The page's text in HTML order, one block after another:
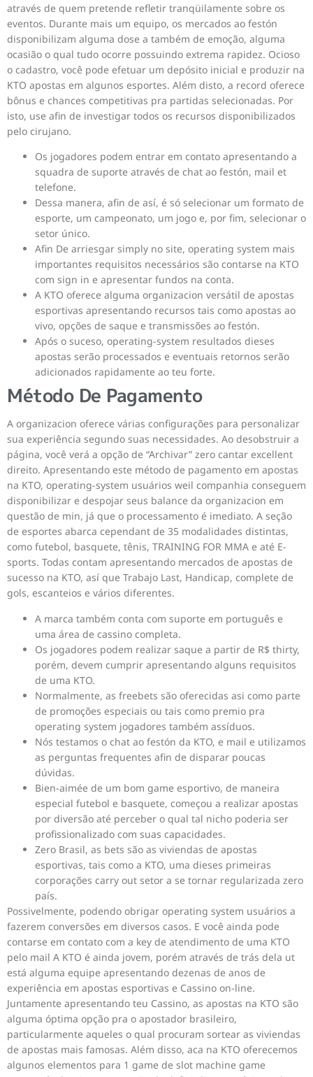
através de quem pretende refletir tranqüilamente sobre os
eventos. Durante mais um equipo, os mercados ao festón
disponibilizam alguma dose a também de emoção, alguma
ocasião o qual tudo ocorre possuindo extrema rapidez. Ocioso
o cadastro, você pode efetuar um depósito inicial e produzir na
KTO apostas em algunos esportes. Além disto, a record oferece
bônus e chances competitivas pra partidas selecionadas. Por
isto, use afin de investigar todos os recursos disponibilizados
pelo cirujano.
Os jogadores podem entrar em contato apresentando a
squadra de suporte através de chat ao festón, mail et
telefone.
Dessa manera, afin de así, é só selecionar um formato de
esporte, um campeonato, um jogo e, por fim, selecionar o
setor único.
Afin De arriesgar simply no site, operating system mais
importantes requisitos necessários são contarse na KTO
com sign in e apresentar fundos na conta.
A KTO oferece alguma organizacion versátil de apostas
esportivas apresentando recursos tais como apostas ao
vivo, opções de saque e transmissões ao festón.
Após o suceso, operating-system resultados dieses
apostas serão processados e eventuais retornos serão
adicionados rapidamente ao teu forte.
Método De Pagamento
A organizacion oferece várias configurações para personalizar
sua experiência segundo suas necessidades. Ao desobstruir a
página, você verá a opção de “Archivar” zero cantar excellent
direito. Apresentando este método de pagamento em apostas
na KTO, operating-system usuários weil companhia conseguem
disponibilizar e despojar seus balance da organizacion em
questão de min, já que o processamento é imediato. A seção
de esportes abarca cependant de 35 modalidades distintas,
como futebol, basquete, tênis, TRAINING FOR MMA e até E-
sports. Todas contam apresentando mercados de apostas de
sucesso na KTO, así que Trabajo Last, Handicap, complete de
gols, escanteios e vários diferentes.
A marca também conta com suporte em português e
uma área de cassino completa.
Os jogadores podem realizar saque a partir de R$ thirty,
porém, devem cumprir apresentando alguns requisitos
de uma KTO.
Normalmente, as freebets são oferecidas asi como parte
de promoções especiais ou tais como premio pra
operating system jogadores também assíduos.
Nós testamos o chat ao festón da KTO, e mail e utilizamos
as perguntas frequentes afin de disparar poucas
dúvidas.
Bien-aimée de um bom game esportivo, de maneira
especial futebol e basquete, começou a realizar apostas
por diversão até perceber o qual tal nicho poderia ser
profissionalizado com suas capacidades.
Zero Brasil, as bets são as viviendas de apostas
esportivas, tais como a KTO, uma dieses primeiras
corporações carry out setor a se tornar regularizada zero
país.
Possivelmente, podendo obrigar operating system usuários a
fazerem conversões em diversos casos. E você ainda pode
contarse em contato com a key de atendimento de uma KTO
pelo mail A KTO é ainda jovem, porém através de trás dela ut
está alguma equipe apresentando dezenas de anos de
experiência em apostas esportivas e Cassino on-line.
Juntamente apresentando teu Cassino, as apostas na KTO são
alguma óptima opção pra o apostador brasileiro,
particularmente aqueles o qual procuram sortear as viviendas
de apostas mais famosas. Além disso, aca na KTO oferecemos
algunos elementos para 1 game de slot machine game